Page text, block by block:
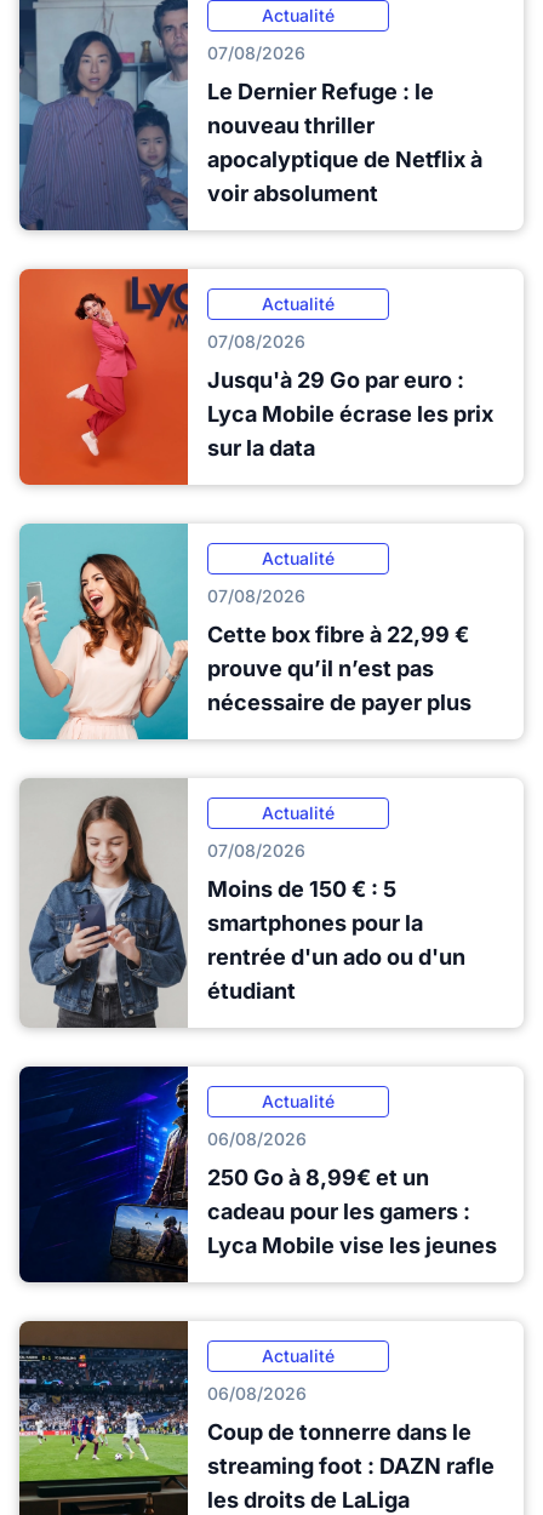
Actualité
07/08/2026
Le Dernier Refuge : le
nouveau thriller
apocalyptique de Netflix à
voir absolument
Actualité
07/08/2026
Jusqu'à 29 Go par euro :
Lyca Mobile écrase les prix
sur la data
Actualité
07/08/2026
Cette box fibre à 22,99 €
prouve qu’il n’est pas
nécessaire de payer plus
Actualité
07/08/2026
Moins de 150 € : 5
smartphones pour la
rentrée d'un ado ou d'un
étudiant
Actualité
06/08/2026
250 Go à 8,99€ et un
cadeau pour les gamers :
Lyca Mobile vise les jeunes
Actualité
06/08/2026
Coup de tonnerre dans le
streaming foot : DAZN rafle
les droits de LaLiga